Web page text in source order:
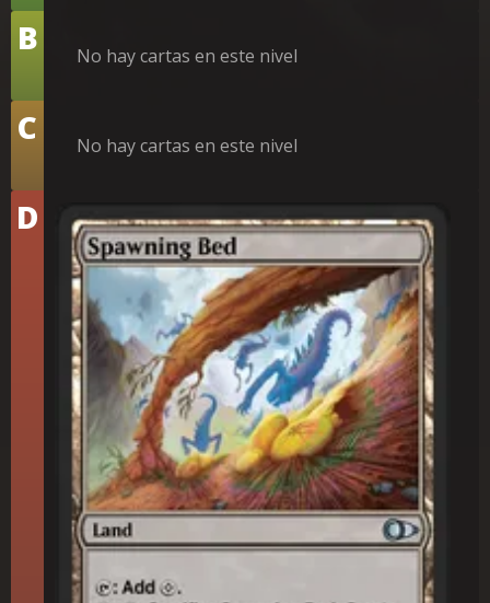
Nivel
B No hay cartas en este nivel
Nivel
C No hay cartas en este nivel
Nivel
D Lecho de crianza